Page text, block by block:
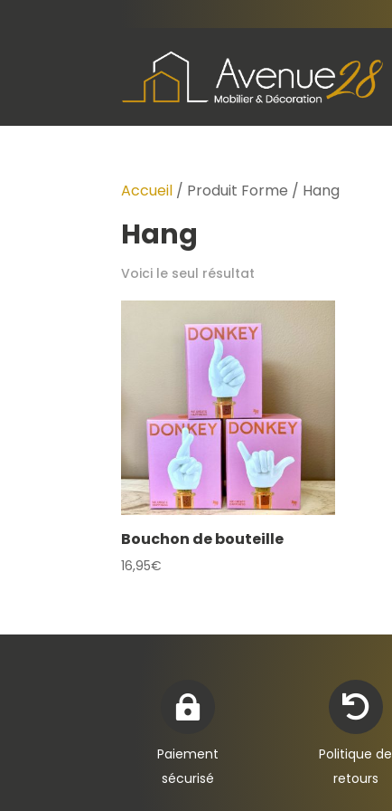
Accueil / Produit Forme / Hang
Hang
Voici le seul résultat
Bouchon de bouteille
16,95€

Paiement
sécurisé

Politique de
retours